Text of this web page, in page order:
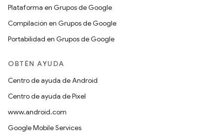
Plataforma en Grupos de Google
Compilación en Grupos de Google
Portabilidad en Grupos de Google
OBTÉN AYUDA
Centro de ayuda de Android
Centro de ayuda de Pixel
www.android.com
Google Mobile Services